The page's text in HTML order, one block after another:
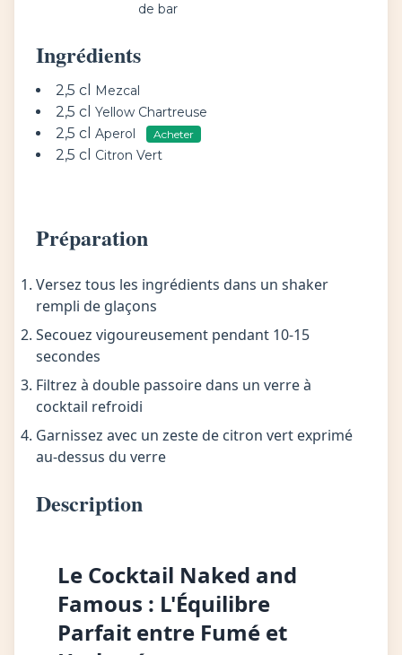
de bar
Ingrédients
2,5 cl Mezcal
2,5 cl Yellow Chartreuse
2,5 cl Aperol Acheter
2,5 cl Citron Vert
Préparation
Versez tous les ingrédients dans un shaker
rempli de glaçons
Secouez vigoureusement pendant 10-15
secondes
Filtrez à double passoire dans un verre à
cocktail refroidi
Garnissez avec un zeste de citron vert exprimé
au-dessus du verre
Description
Le Cocktail Naked and
Famous : L'Équilibre
Parfait entre Fumé et